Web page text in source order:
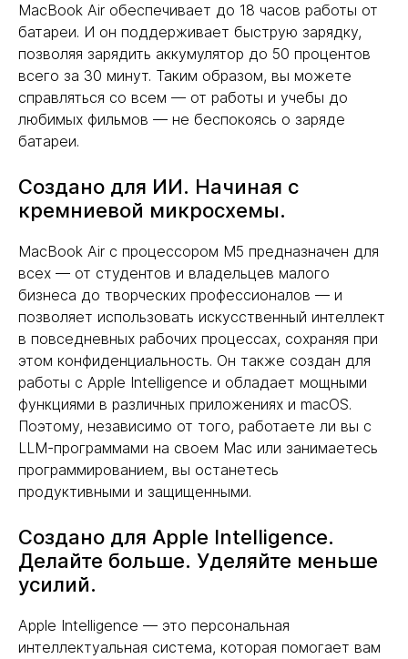
MacBook Air обеспечивает до 18 часов работы от
батареи. И он поддерживает быструю зарядку,
позволяя зарядить аккумулятор до 50 процентов
всего за 30 минут. Таким образом, вы можете
справляться со всем — от работы и учебы до
любимых фильмов — не беспокоясь о заряде
батареи.
Создано для ИИ. Начиная с
кремниевой микросхемы.
MacBook Air с процессором M5 предназначен для
всех — от студентов и владельцев малого
бизнеса до творческих профессионалов — и
позволяет использовать искусственный интеллект
в повседневных рабочих процессах, сохраняя при
этом конфиденциальность. Он также создан для
работы с Apple Intelligence и обладает мощными
функциями в различных приложениях и macOS.
Поэтому, независимо от того, работаете ли вы с
LLM-программами на своем Mac или занимаетесь
программированием, вы останетесь
продуктивными и защищенными.
Создано для Apple Intelligence.
Делайте больше. Уделяйте меньше
усилий.
Apple Intelligence — это персональная
интеллектуальная система, которая помогает вам